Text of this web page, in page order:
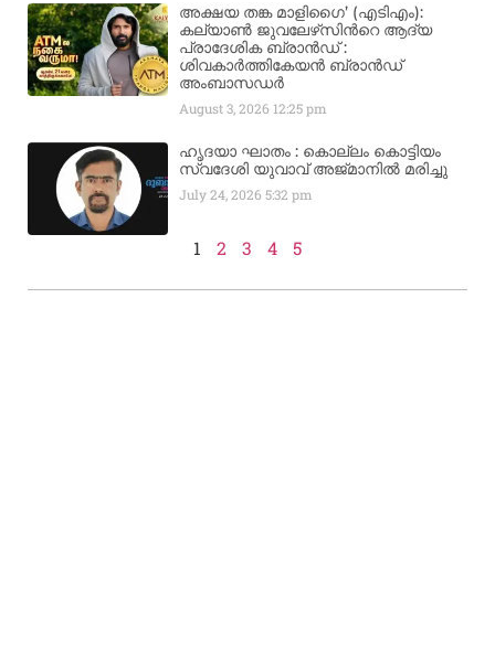
അക്ഷയ തങ്ക മാളിഗൈ’ (എടിഎം):
കല്യാണ്‍ ജുവലേഴ്‌സിന്‍റെ ആദ്യ
പ്രാദേശിക ബ്രാന്‍ഡ് :
ശിവകാര്‍ത്തികേയന്‍ ബ്രാന്‍ഡ്
അംബാസഡര്‍
August 3, 2026 12:25 pm
ഹൃദയാ ഘാതം : കൊല്ലം കൊട്ടിയം
സ്വദേശി യുവാവ് അജ്മാനിൽ മരിച്ചു
July 24, 20265:32 pm
1 2 3 4 5